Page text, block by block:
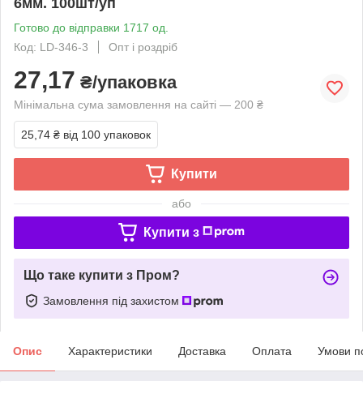
Готово до відправки 1717 од.
Код: LD-346-3
Опт і роздріб
27,17 ₴/упаковка
Мінімальна сума замовлення на сайті — 200 ₴
25,74 ₴ від 100 упаковок
Купити
або
Купити з
Що таке купити з Пром?
Замовлення під захистом
Опис Характеристики Доставка Оплата Умови